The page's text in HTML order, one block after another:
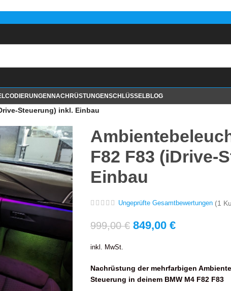
CODIERUNGEN NACHRÜSTUNGENSCHLÜSSELBLOG
Steuerung) inkl. Einbau
F82 F83 (iDrive-
Einbau
Ungeprüfte Gesamtbewertungen (1
999,00€ 849,00 €
inkl. MwSt.
Nachrüstung der mehrfarbigen
Steuerung in deinem BMW M4 F82 F83